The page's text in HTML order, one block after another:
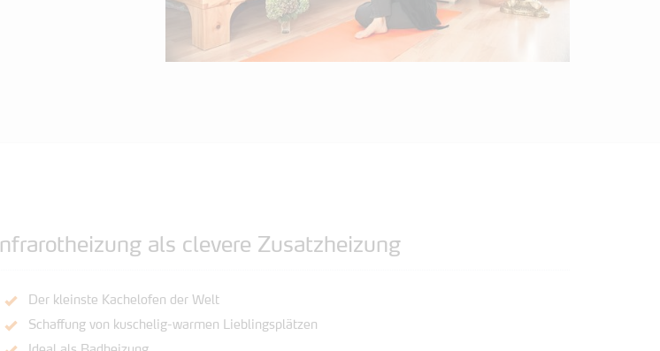
Infrarotheizung als clevere Zusatzheizung
Der kleinste Kachelofen der Welt
Schaffung von kuschelig-warmen Lieblingsplätzen